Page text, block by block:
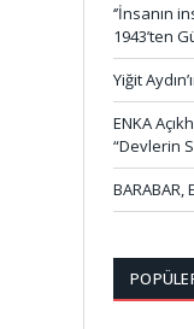
‘’İnsanın
1943’ten
Yiğit
ENKA
“Devlerin
BARABAR,